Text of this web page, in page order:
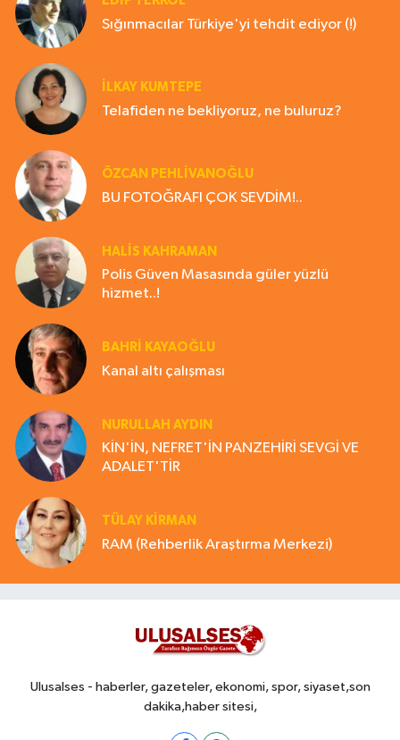
Sığınmacılar Türkiye'yi tehdit ediyor (!)
İLKAY KUMTEPE
Telafiden ne bekliyoruz, ne buluruz?
ÖZCAN PEHLİVANOĞLU
BU FOTOĞRAFI ÇOK SEVDİM!..
HALIS KAHRAMAN
Polis Güven Masasında güler yüzlü
hizmet..!
BAHRI KAYAOĞLU
Kanal altı çalışması
NURULLAH AYDIN
KİN'İN, NEFRET'İN PANZEHİRİ SEVGİ VE
ADALET'TİR
TÜLAY KİRMAN
RAM (Rehberlik Araştırma Merkezi)
Ulusalses - haberler, gazeteler, ekonomi, spor, siyaset,son
dakika,haber sitesi,